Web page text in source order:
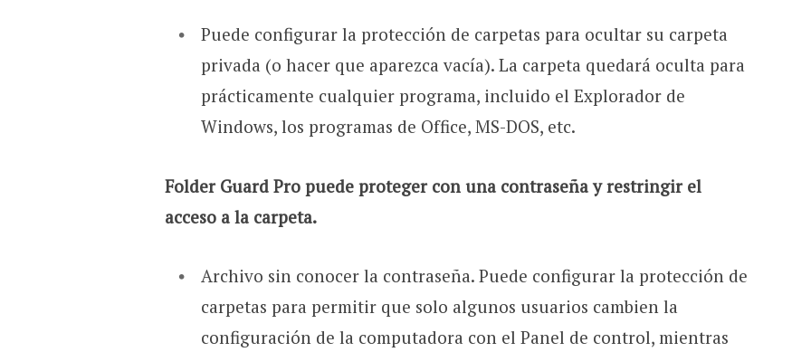
Puede configurar la protección de carpetas para ocultar su carpeta
privada (o hacer que aparezca vacía). La carpeta quedará oculta para
prácticamente cualquier programa, incluido el Explorador de
Windows, los programas de Office, MS-DOS, etc.
Folder Guard Pro puede proteger con una contraseña y restringir el
acceso a la carpeta.
Archivo sin conocer la contraseña. Puede configurar la protección de
carpetas para permitir que solo algunos usuarios cambien la
configuración de la computadora con el Panel de control, mientras